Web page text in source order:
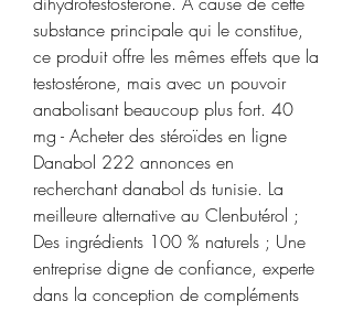
substance principale qui le constitue,
ce produit offre les mêmes effets que la
testostérone, mais avec un pouvoir
anabolisant beaucoup plus fort. 40
mg - Acheter des stéroïdes en ligne
Danabol 222 annonces en
recherchant danabol ds tunisie. La
meilleure alternative au Clenbutérol ;
Des ingrédients 100 % naturels ; Une
entreprise digne de confiance, experte
dans la conception de compléments